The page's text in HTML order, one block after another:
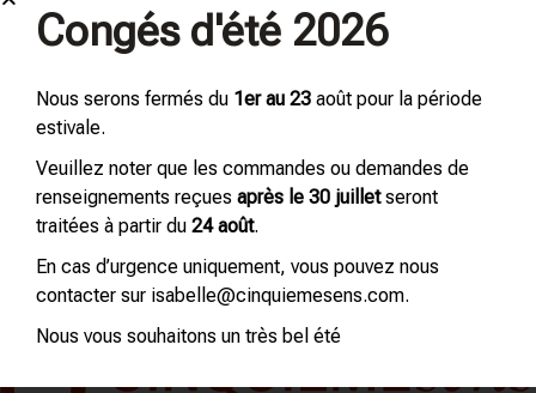
Client Portfolio
Congés d'été 2026
Nous serons fermés du 1er au 23 août pour la période
estivale.
Veuillez noter que les commandes ou demandes de
renseignements reçues après le 30 juilletseront
traitées à partir du 24 août.
En cas d’urgence uniquement, vous pouvez nous
contacter sur isabelle@cinquiemesens.com.
Nous vous souhaitons un très bel été